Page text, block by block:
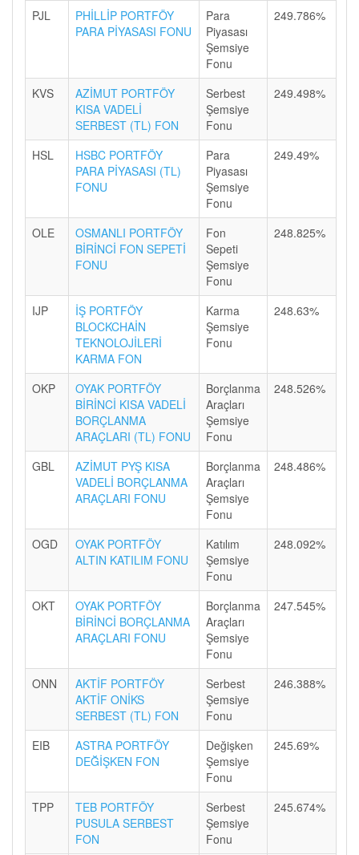
PJL
PHİLLİP PORTFÖY
PARA PİYASASI FONU
Para
Piyasası
Şemsiye
Fonu
249.786%
KVS
AZİMUT PORTFÖY
KISA VADELİ
SERBEST (TL) FON
Serbest
Şemsiye
Fonu
249.498%
HSL
HSBC PORTFÖY
PARA PİYASASI (TL)
FONU
Para
Piyasası
Şemsiye
Fonu
249.49%
OLE
OSMANLI PORTFÖY
BİRİNCİ FON SEPETİ
FONU
Fon
Sepeti
Şemsiye
Fonu
248.825%
IJP
İŞ PORTFÖY
BLOCKCHAİN
TEKNOLOJİLERİ
KARMA FON
Karma
Şemsiye
Fonu
248.63%
OKP
OYAK PORTFÖY
BİRİNCİ KISA VADELİ
BORÇLANMA
ARAÇLARI (TL) FONU
Borçlanma
Araçları
Şemsiye
Fonu
248.526%
GBL
AZİMUT PYŞ KISA
VADELİ BORÇLANMA
ARAÇLARI FONU
Borçlanma
Araçları
Şemsiye
Fonu
248.486%
OGD
OYAK PORTFÖY
ALTIN KATILIM FONU
Katılım
Şemsiye
Fonu
248.092%
OKT
OYAK PORTFÖY
BİRİNCİ BORÇLANMA
ARAÇLARI FONU
Borçlanma
Araçları
Şemsiye
Fonu
247.545%
ONN
AKTİF PORTFÖY
AKTİF ONİKS
SERBEST (TL) FON
Serbest
Şemsiye
Fonu
246.388%
EIB
ASTRA PORTFÖY
DEĞİŞKEN FON
Değişken
Şemsiye
Fonu
245.69%
TPP
TEB PORTFÖY
PUSULA SERBEST
FON
Serbest
Şemsiye
Fonu
245.674%